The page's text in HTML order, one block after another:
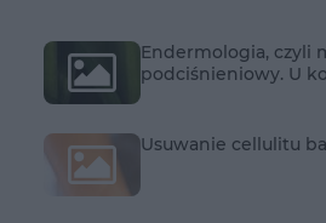
Endermologia, czyli
podciśnieniowy. U
Usuwanie cellulitu